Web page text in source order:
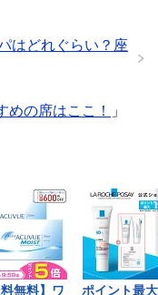
はどれぐらい？座
めの席はここ！ 」